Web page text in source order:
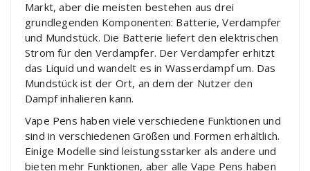
Markt, aber die meisten bestehen aus drei
grundlegenden Komponenten: Batterie, Verdampfer
und Mundstück. Die Batterie liefert den elektrischen
Strom für den Verdampfer. Der Verdampfer erhitzt
das Liquid und wandelt es in Wasserdampf um. Das
Mundstück ist der Ort, an dem der Nutzer den
Dampf inhalieren kann.
Vape Pens haben viele verschiedene Funktionen und
sind in verschiedenen Größen und Formen erhältlich.
Einige Modelle sind leistungsstarker als andere und
bieten mehr Funktionen, aber alle Vape Pens haben